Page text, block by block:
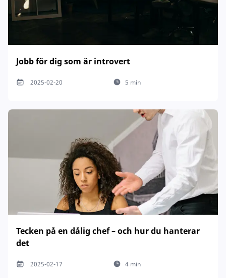
Jobb för dig som är introvert
2025-02-20 5 min
Tecken på en dålig chef – och hur du hanterar
det
2025-02-17 4 min